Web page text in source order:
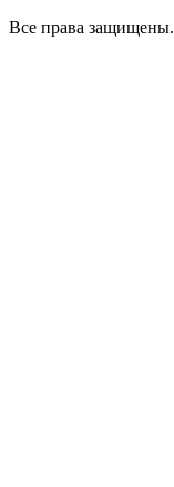
Все права защищены.